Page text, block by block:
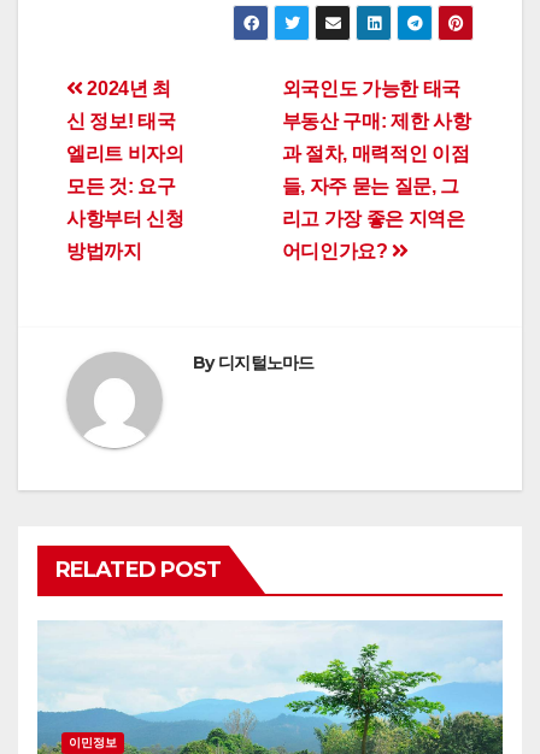
Post
navigation
외국인도 가능한 태국
부동산 구매: 제한 사항
과 절차, 매력적인 이점
들, 자주 묻는 질문, 그
리고 가장 좋은 지역은
어디인가요?
2024년 최
신 정보! 태국
엘리트 비자의
모든 것: 요구
사항부터 신청
방법까지
By디지털노마드
RELATED POST
이민정보